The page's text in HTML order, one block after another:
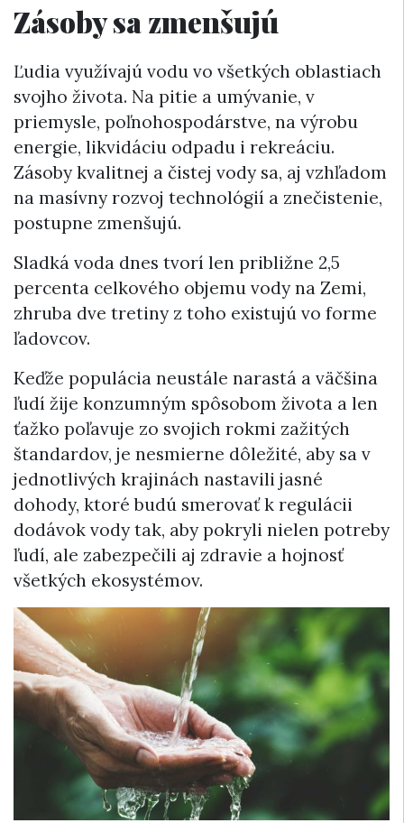
Zásoby sa zmenšujú
Ľudia využívajú vodu vo všetkých oblastiach
svojho života. Na pitie a umývanie, v
priemysle, poľnohospodárstve, na výrobu
energie, likvidáciu odpadu i rekreáciu.
Zásoby kvalitnej a čistej vody sa, aj vzhľadom
na masívny rozvoj technológií a znečistenie,
postupne zmenšujú.
Sladká voda dnes tvorí len približne 2,5
percenta celkového objemu vody na Zemi,
zhruba dve tretiny z toho existujú vo forme
ľadovcov.
Keďže populácia neustále narastá a väčšina
ľudí žije konzumným spôsobom života a len
ťažko poľavuje zo svojich rokmi zažitých
štandardov, je nesmierne dôležité, aby sa v
jednotlivých krajinách nastavili jasné
dohody, ktoré budú smerovať k regulácii
dodávok vody tak, aby pokryli nielen potreby
ľudí, ale zabezpečili aj zdravie a hojnosť
všetkých ekosystémov.